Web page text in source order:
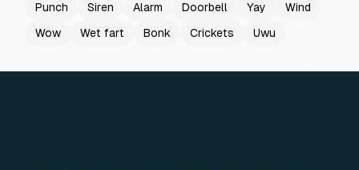
Punch
Siren Alarm Doorbell Yay
Wind
Wow
Wet fart Bonk Crickets Uwu